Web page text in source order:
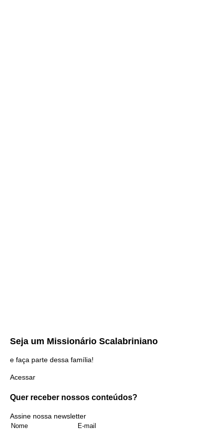
Seja um Missionário Scalabriniano
e faça parte dessa família!
Acessar
Quer receber nossos conteúdos?
Assine nossa newsletter